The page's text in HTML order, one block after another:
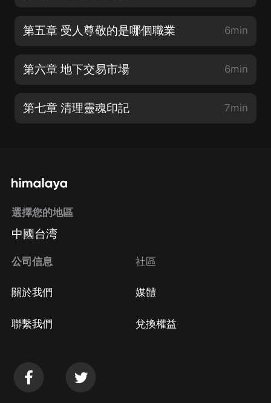
第五章 受人尊敬的是哪個職業 6min
第六章 地下交易市場 6min
第七章 清理靈魂印記 7min
選擇您的地區
中國台湾
公司信息
關於我們
聯繫我們
社區
媒體
兌換權益